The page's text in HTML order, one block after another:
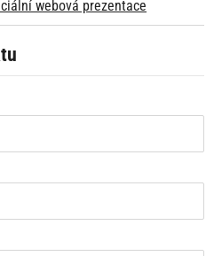
webová prezentace